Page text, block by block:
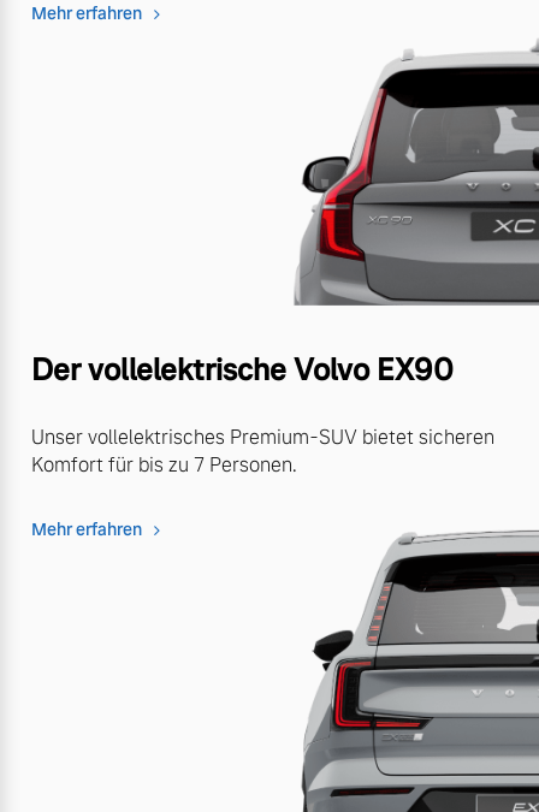
Mehr erfahren
Der vollelektrische Volvo EX90
Unser vollelektrisches Premium-SUV bietet sicheren
Komfort für bis zu 7 Personen.
Mehr erfahren